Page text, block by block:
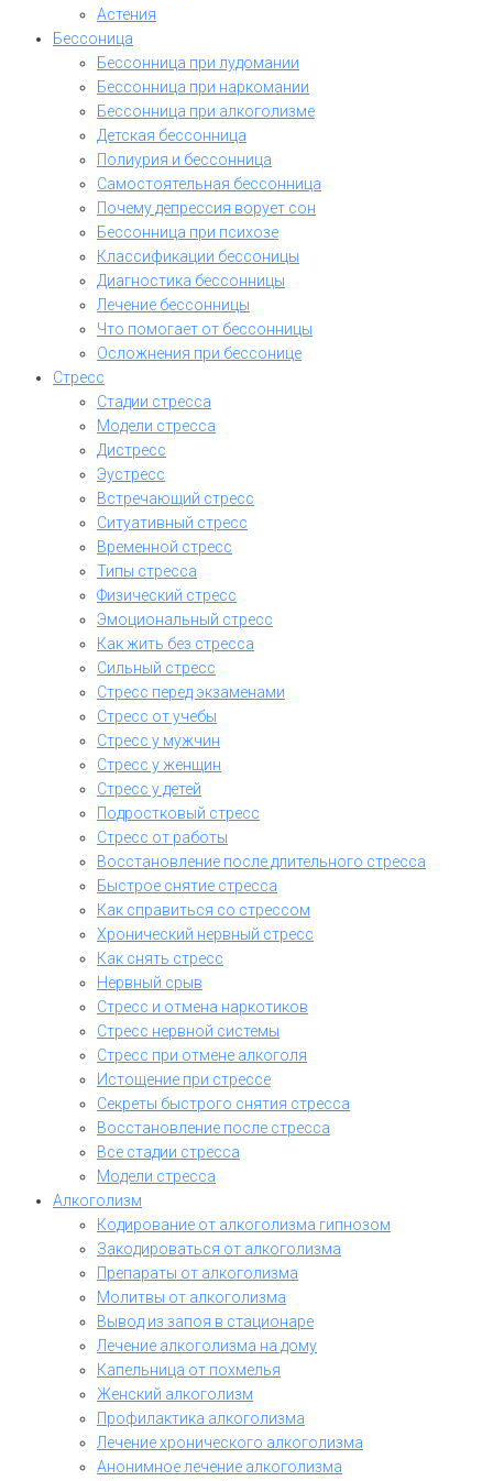
Астения
Бессоница
Бессонница при лудомании
Бессонница при наркомании
Бессонница при алкоголизме
Детская бессонница
Полиурия и бессонница
Самостоятельная бессонница
Почему депрессия ворует сон
Бессонница при психозе
Классификации бессоницы
Диагностика бессонницы
Лечение бессонницы
Что помогает от бессонницы
Осложнения при бессонице
Стресс
Стадии стресса
Модели стресса
Дистресс
Эустресс
Встречающий стресс
Ситуативный стресс
Временной стресс
Типы стресса
Физический стресс
Эмоциональный стресс
Как жить без стресса
Сильный стресс
Стресс перед экзаменами
Стресс от учебы
Стресс у мужчин
Стресс у женщин
Стресс у детей
Подростковый стресс
Стресс от работы
Восстановление после длительного стресса
Быстрое снятие стресса
Как справиться со стрессом
Хронический нервный стресс
Как снять стресс
Нервный срыв
Стресс и отмена наркотиков
Стресс нервной системы
Стресс при отмене алкоголя
Истощение при стрессе
Секреты быстрого снятия стресса
Восстановление после стресса
Все стадии стресса
Модели стресса
Алкоголизм
Кодирование от алкоголизма гипнозом
Закодироваться от алкоголизма
Препараты от алкоголизма
Молитвы от алкоголизма
Вывод из запоя в стационаре
Лечение алкоголизма на дому
Капельница от похмелья
Женский алкоголизм
Профилактика алкоголизма
Лечение хронического алкоголизма
Анонимное лечение алкоголизма